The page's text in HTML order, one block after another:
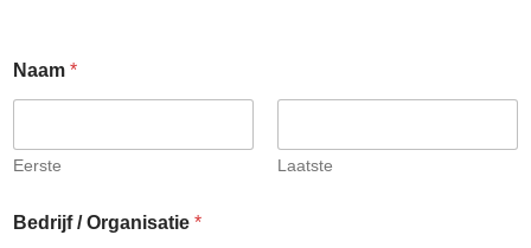
Naam *
Eerste Laatste
Bedrijf / Organisatie *